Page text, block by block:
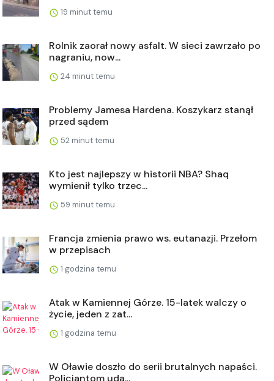
19 minut temu
Rolnik zaorał nowy asfalt. W sieci zawrzało po
nagraniu, now...
24 minut temu
Problemy Jamesa Hardena. Koszykarz stanął
przed sądem
52 minut temu
Kto jest najlepszy w historii NBA? Shaq
wymienił tylko trzec...
59 minut temu
Francja zmienia prawo ws. eutanazji. Przełom
w przepisach
1 godzina temu
Atak w Kamiennej Górze. 15-latek walczy o
życie, jeden z zat...
1 godzina temu
W Oławie doszło do serii brutalnych napaści.
Policjantom uda...